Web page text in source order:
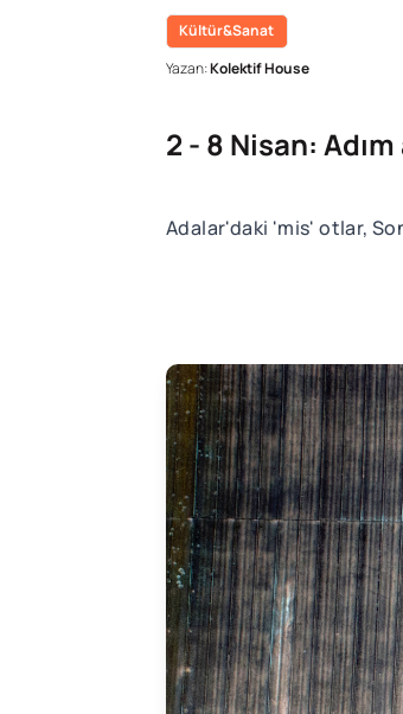
Kültür&Sanat
Yazan:Kolektif House
2 - 8 Nisan:
Adalar'daki 'mis' otlar,